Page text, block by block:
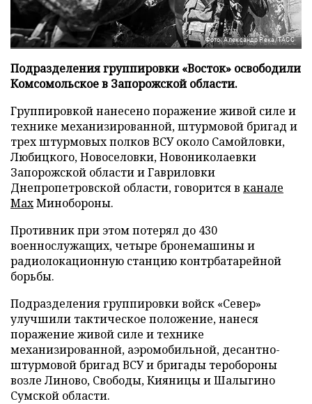
Фото: Александр Река/ТАСС
Подразделения группировки «Восток» освободили
Комсомольское в Запорожской области.
Группировкой нанесено поражение живой силе и
технике механизированной, штурмовой бригад и
трех штурмовых полков ВСУ около Самойловки,
Любицкого, Новоселовки, Новониколаевки
Запорожской области и Гавриловки
Днепропетровской области, говорится в канале
MaxМинобороны.
Противник при этом потерял до 430
военнослужащих, четыре бронемашины и
радиолокационную станцию контрбатарейной
борьбы.
Подразделения группировки войск «Север»
улучшили тактическое положение, нанеся
поражение живой силе и технике
механизированной, аэромобильной, десантно-
штурмовой бригад ВСУ и бригады теробороны
возле Линово, Свободы, Кияницы и Шалыгино
Сумской области.